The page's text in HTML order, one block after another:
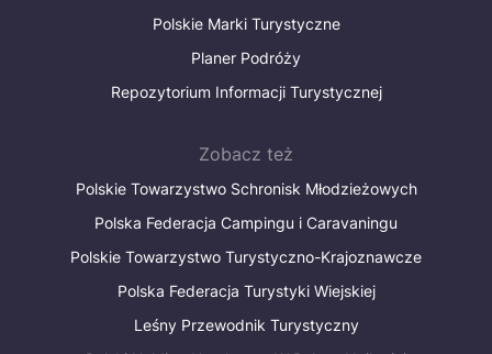
Polskie Marki Turystyczne
Planer Podróży
Repozytorium Informacji Turystycznej
Zobacz też
Polskie Towarzystwo Schronisk Młodzieżowych
Polska Federacja Campingu i Caravaningu
Polskie Towarzystwo Turystyczno-Krajoznawcze
Polska Federacja Turystyki Wiejskiej
Leśny Przewodnik Turystyczny